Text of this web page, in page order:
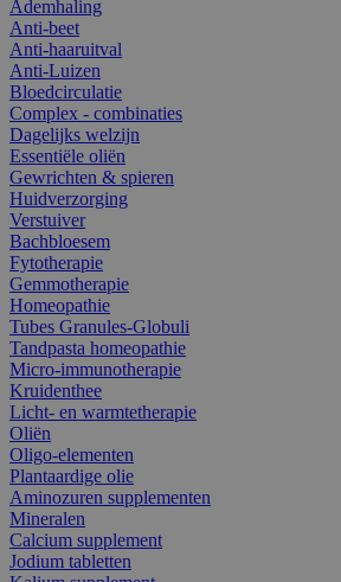
Ademhaling
Anti-beet
Anti-haaruitval
Anti-Luizen
Bloedcirculatie
Complex - combinaties
Dagelijks welzijn
Essentiële oliën
Gewrichten & spieren
Huidverzorging
Verstuiver
Bachbloesem
Fytotherapie
Gemmotherapie
Homeopathie
Tubes Granules-Globuli
Tandpasta homeopathie
Micro-immunotherapie
Kruidenthee
Licht- en warmtetherapie
Oliën
Oligo-elementen
Plantaardige olie
Aminozuren supplementen
Mineralen
Calcium supplement
Jodium tabletten